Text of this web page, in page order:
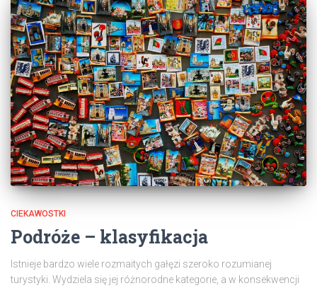
CIEKAWOSTKI
Podróże – klasyfikacja
Istnieje bardzo wiele rozmaitych gałęzi szeroko rozumianej
turystyki. Wydziela się jej różnorodne kategorie, a w konsekwencji